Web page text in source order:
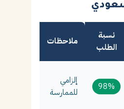
نسبة
الطلب
ملاحظات
98%
إلزامي
للممارسة